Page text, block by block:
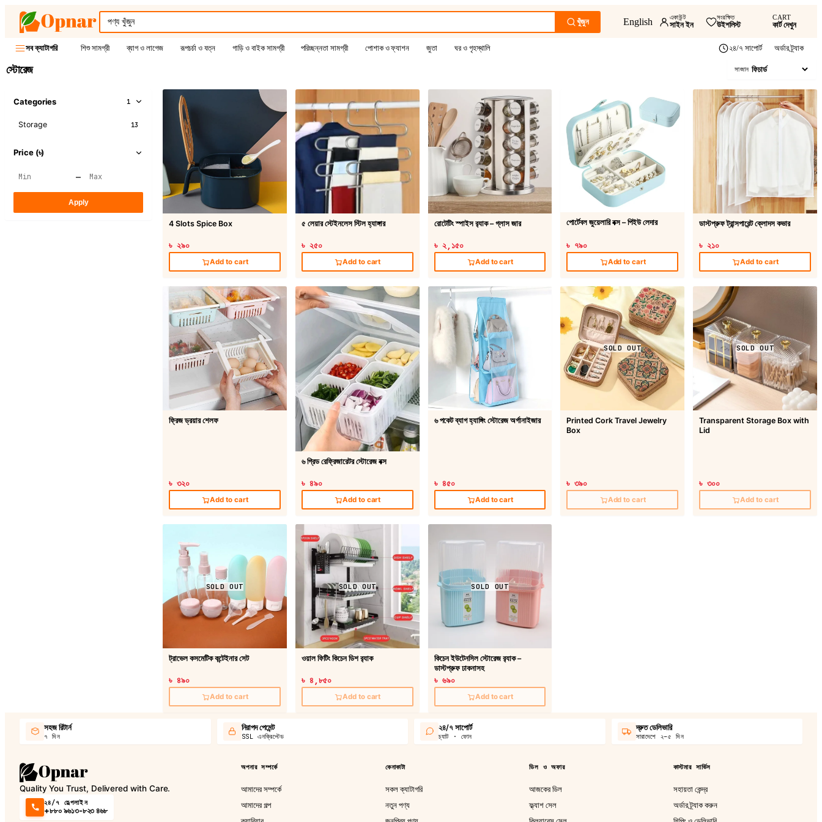
খুঁজুন English একাউন্ট
সাইন ইন
সংরক্ষিত
উইশলিস্ট
CART
কার্ট দেখুন
সব ক্যাটাগরি শিশু সামগ্রী ব্যাগ ও লাগেজ রূপচর্চা ও যত্ন গাড়ি ও বাইক সামগ্রী পরিচ্ছন্নতা সামগ্রী পোশাক ও ফ্যাশন জুতা ঘর ও গৃহস্থালি ২৪/৭ সাপোর্ট অর্ডার ট্র্যাক
স্টোরেজ সাজান
Categories 1
Storage 13
Price (৳)
–
Apply
4 Slots Spice Box
৳ ২৯০
Add to cart
৫ লেয়ার স্টেইনলেস স্টিল হ্যাঙ্গার
৳ ২৫০
Add to cart
রোটেটিং স্পাইস র‍্যাক – গ্লাস জার
৳ ২,১৫০
Add to cart
পোর্টেবল জুয়েলারি বক্স – পিইউ লেদার
৳ ৭৯০
Add to cart
ডাস্টপ্রুফ ট্রান্সপারেন্ট ক্লোদস কভার
৳ ২১০
Add to cart
ফ্রিজ ড্রয়ার শেলফ
৳ ৩২০
Add to cart
৬ গ্রিড রেফ্রিজারেটর স্টোরেজ বক্স
৳ ৪৯০
Add to cart
৬ পকেট ব্যাগ হ্যাঙ্গিং স্টোরেজ অর্গানাইজার
৳ ৪৫০
Add to cart
SOLD OUT
Printed Cork Travel Jewelry
Box
৳ ৩৯০
Add to cart
SOLD OUT
Transparent Storage Box with
Lid
৳ ৩০০
Add to cart
SOLD OUT
ট্রাভেল কসমেটিক কন্টেইনার সেট
৳ ৪৯০
Add to cart
SOLD OUT
ওয়াল ফিটিং কিচেন ডিশ র‍্যাক
৳ ৪,৮৫০
Add to cart
SOLD OUT
কিচেন ইউটেনসিল স্টোরেজ র‍্যাক –
ডাস্টপ্রুফ ঢাকনাসহ
৳ ৬৯০
Add to cart
সহজ রিটার্ন
৭ দিন
নিরাপদ পেমেন্ট
SSL এনক্রিপ্টেড
২৪/৭ সাপোর্ট
চ্যাট · ফোন
দ্রুত ডেলিভারি
সারাদেশে ২–৫ দিন
Quality You Trust, Delivered with Care.
২৪/৭ হেল্পলাইন
+৮৮০ ৯৬১৩-৮২৩ ৪৬৮
অপনার সম্পর্কে
আমাদের সম্পর্কে
আমাদের গল্প
কেনাকাটা
সকল ক্যাটাগরি
নতুন পণ্য
ডিল ও অফার
আজকের ডিল
ফ্ল্যাশ সেল
কাস্টমার সার্ভিস
সহায়তা কেন্দ্র
অর্ডার ট্র্যাক করুন